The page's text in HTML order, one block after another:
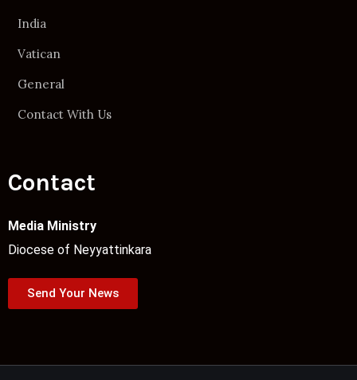
India
Vatican
General
Contact With Us
Contact
Media Ministry
Diocese of Neyyattinkara
Send Your News